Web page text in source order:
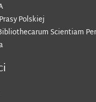
Polskiej
Scientiam